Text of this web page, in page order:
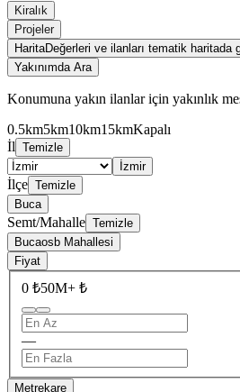
Kiralık
Projeler
HaritaDeğerleri ve ilanları tematik haritada
Yakınımda Ara
Konumuna yakın ilanlar için yakınlık
0.5km5km10km15kmKapalı
İl Temizle
İzmir
İlçe Temizle
Buca
Semt/Mahalle Temizle
Bucaosb Mahallesi
Fiyat
0 ₺50M+ ₺
—
Metrekare